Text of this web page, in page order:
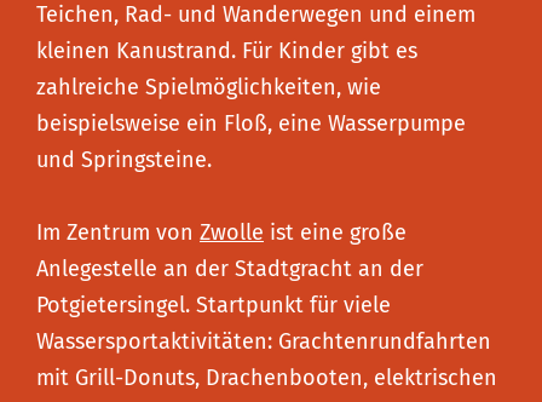
Teichen, Rad- und Wanderwegen und einem
kleinen Kanustrand. Für Kinder gibt es
zahlreiche Spielmöglichkeiten, wie
beispielsweise ein Floß, eine Wasserpumpe
und Springsteine.
Im Zentrum von Zwolle ist eine große
Anlegestelle an der Stadtgracht an der
Potgietersingel. Startpunkt für viele
Wassersportaktivitäten: Grachtenrundfahrten
mit Grill-Donuts, Drachenbooten, elektrischen